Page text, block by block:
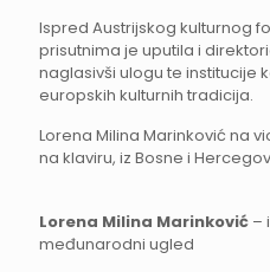
Ispred Austrijskog kulturnog
prisutnima je uputila i
naglasivši ulogu te institucije
europskih kulturnih tradicija.
Lorena Milina Marinković na
na klaviru, iz Bosne i
Lorena Milina Marinković –
međunarodni ugled